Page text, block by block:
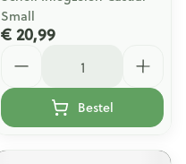
Small
€ 20,99
Bestel